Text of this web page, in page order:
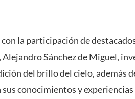
la participación de
Sánchez de Miguel,
del brillo del cielo, además
conocimientos y